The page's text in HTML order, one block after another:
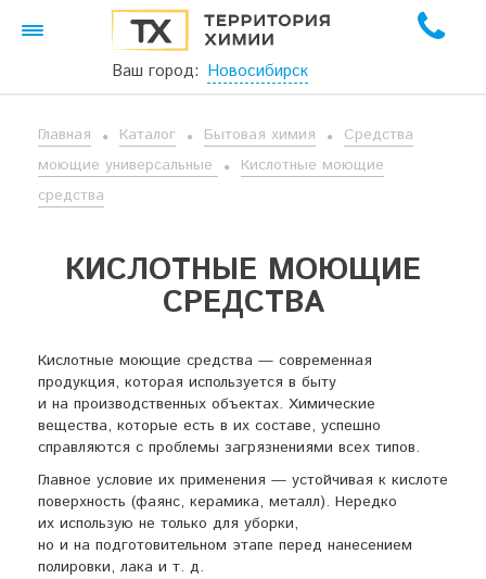
Ваш город: Новосибирск
Главная Каталог Бытовая химия
Средства
моющие универсальные
Кислотные моющие
средства
КИСЛОТНЫЕ МОЮЩИЕ
СРЕДСТВА
Кислотные моющие средства — современная
продукция, которая используется в быту
и на производственных объектах. Химические
вещества, которые есть в их составе, успешно
справляются с проблемы загрязнениями всех типов.
Главное условие их применения — устойчивая к кислоте
поверхность (фаянс, керамика, металл). Нередко
их использую не только для уборки,
но и на подготовительном этапе перед нанесением
полировки, лака и т. д.